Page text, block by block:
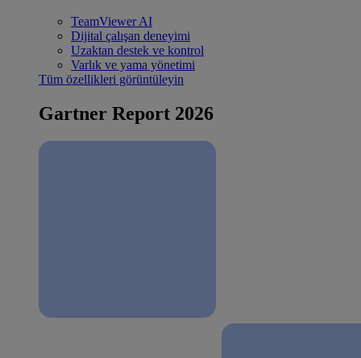
TeamViewer AI
Dijital çalışan deneyimi
Uzaktan destek ve kontrol
Varlık ve yama yönetimi
Tüm özellikleri görüntüleyin
Gartner Report 2026